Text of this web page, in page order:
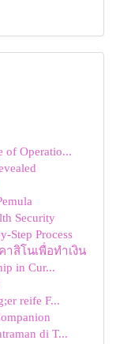
of Operatio...
Security
Step Process
สิโนเพื่อทำเงิน
in Cur...
reife F...
di T...